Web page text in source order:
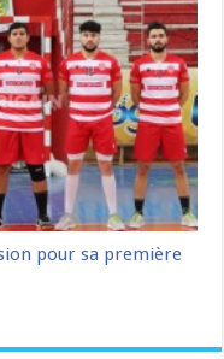
pour sa première